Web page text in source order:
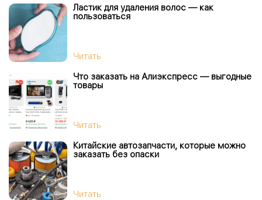
Ластик для удаления волос — как
пользоваться
Читать
Что заказать на Алиэкспресс — выгодные
товары
Читать
Китайские автозапчасти, которые можно
заказать без опаски
Читать